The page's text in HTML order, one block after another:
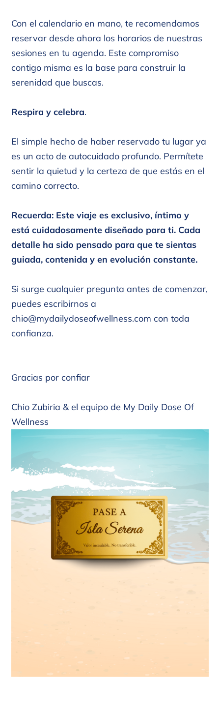
Con el calendario en mano, te recomendamos
reservar desde ahora los horarios de nuestras
sesiones en tu agenda. Este compromiso
contigo misma es la base para construir la
serenidad que buscas.
Respira y celebra.
El simple hecho de haber reservado tu lugar ya
es un acto de autocuidado profundo. Permítete
sentir la quietud y la certeza de que estás en el
camino correcto.
Recuerda: Este viaje es exclusivo, íntimo y
está cuidadosamente diseñado para ti. Cada
detalle ha sido pensado para que te sientas
guiada, contenida y en evolución constante.
Si surge cualquier pregunta antes de comenzar,
puedes escribirnos a
chio@mydailydoseofwellness.com con toda
confianza.
Gracias por confiar
Chio Zubiria & el equipo de My Daily Dose Of
Wellness